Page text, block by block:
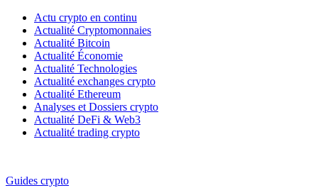
Actu crypto en continu
Actualité Cryptomonnaies
Actualité Bitcoin
Actualité Économie
Actualité Technologies
Actualité exchanges crypto
Actualité Ethereum
Analyses et Dossiers crypto
Actualité DeFi & Web3
Actualité trading crypto
Guides crypto